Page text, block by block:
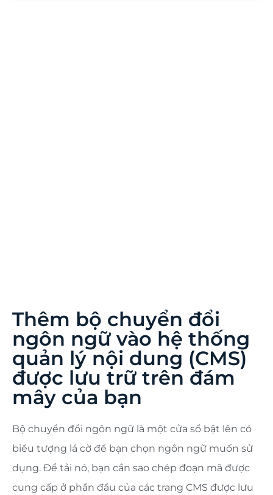
Thêm bộ chuyển đổi
ngôn ngữ vào hệ thống
quản lý nội dung (CMS)
được lưu trữ trên đám
mây của bạn
Bộ chuyển đổi ngôn ngữ là một cửa sổ bật lên có
biểu tượng lá cờ để bạn chọn ngôn ngữ muốn sử
dụng. Để tải nó, bạn cần sao chép đoạn mã được
cung cấp ở phần đầu của các trang CMS được lưu